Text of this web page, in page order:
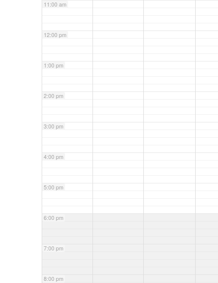
11:00 am
12:00 pm
1:00 pm
2:00 pm
3:00 pm
4:00 pm
5:00 pm
6:00 pm
7:00 pm
8:00 pm